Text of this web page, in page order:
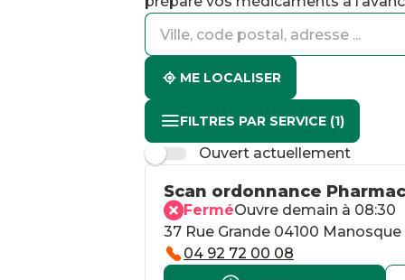
accessibility.searchform.label.searchformaccessibility.searchform.label.searchinput
accessibility.searchform.autocomplete_status
ME LOCALISER
FILTRES PAR SERVICE (1)
Ouvert actuellement
Scan ordonnance
FerméOuvre demain à 08:30
37 Rue Grande 04100 Manosque
04 92 72 00 08